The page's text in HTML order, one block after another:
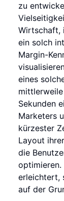
zu
Wirtschaft,
ein solch
Margin-
eines
Sekunden
Marketers
kürzester
Layout
die
erleichtert,
auf der